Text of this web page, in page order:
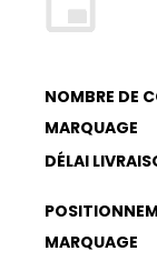
NOMBRE DE
MARQUAGE
DÉLAI
MARQUAGE